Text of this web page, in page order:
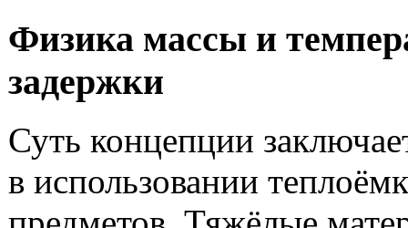
Физика массы и
задержки
Суть концепции
в использовании